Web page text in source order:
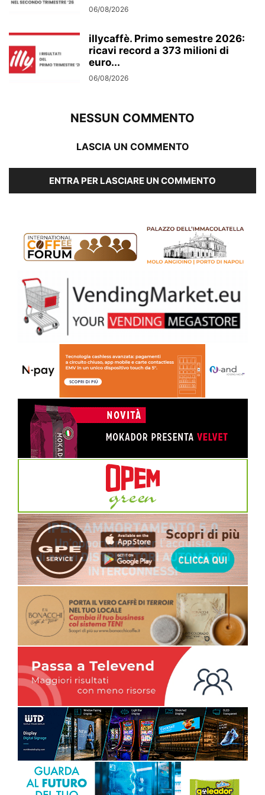
06/08/2026
illycaffè. Primo semestre 2026:
ricavi record a 373 milioni di
euro...
06/08/2026
NESSUN COMMENTO
LASCIA UN COMMENTO
ENTRA PER LASCIARE UN COMMENTO